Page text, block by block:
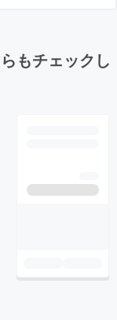
もチェックし